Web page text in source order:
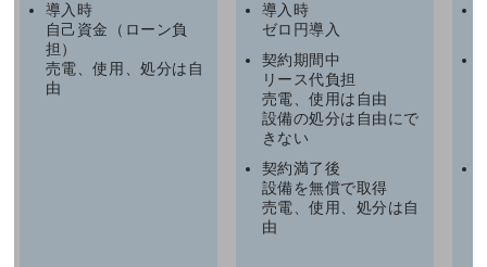
導入時
自己資金（ローン負
担）
売電、使用、処分は自
由
導入時
ゼロ円導入
契約期間中
リース代負担
売電、使用は自由
設備の処分は自由にで
きない
契約満了後
設備を無償で取得
売電、使用、処分は自
由